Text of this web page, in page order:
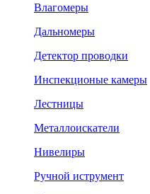
Влагомеры
Дальномеры
Детектор проводки
Инспекционые камеры
Лестницы
Металлоискатели
Нивелиры
Ручной иструмент